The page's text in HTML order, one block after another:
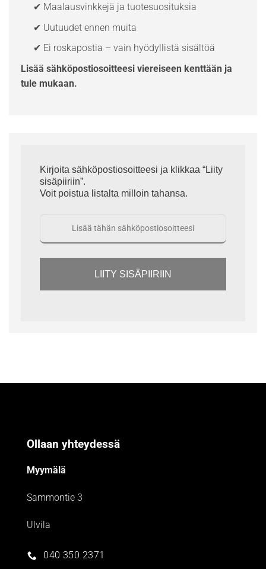
✔ Maalausvinkkejä ja tuotesuosituksia
✔ Uutuudet ennen muita
✔ Ei roskapostia – vain hyödyllistä sisältöä
Lisää sähköpostiosoitteesi viereiseen kenttään ja
tule mukaan.
Kirjoita sähköpostiosoitteesi ja klikkaa “Liity
sisäpiiriin”.
Voit poistua listalta milloin tahansa.
LIITY SISÄPIIRIIN
Ollaan yhteydessä
Myymälä
Sammontie 3
Ulvila
040 350 2371